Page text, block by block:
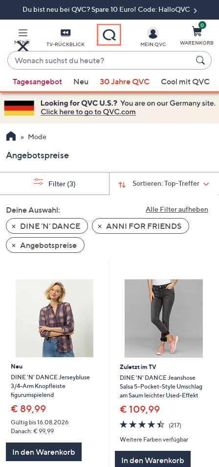
Du bist neu bei QVC? Spare 10 Euro! Code: HalloQVC
MENÜ TV-RÜCKBLICK
Wonach
suchst
du
heute?
Vorschläge
verfügbar
sind,
verwenden
Sie
Pfeiltasten
nach
und
nach
unten
oder
wischen
Sie
diese
anzuzeigen.
MEIN QVC
0
WARENKORB
Tagesangebot Neu 30 Jahre QVC Cool mit QVC
Mode
Angebotspreise
Sortieren:Top-Treffer
Filter (3)
Alle Filter aufheben
Deine Auswahl:
DINE 'N' DANCE
ANNI FOR FRIENDS
Angebotspreise
Neu
DINE 'N' DANCE Jerseybluse
3/4-Arm Knopfleiste
figurumspielend
€ 89,99
Gültig bis 16.08.2026
Danach: € 99,99
In den Warenkorb
Zuletzt im TV
DINE 'N' DANCE Jeanshose
Salsa 5-Pocket-Style Umschlag
am Saum leichter Used-Effekt
€ 109,99
4.4
von
5
(217)217
Weitere Farben verfügbar
In den Warenkorb